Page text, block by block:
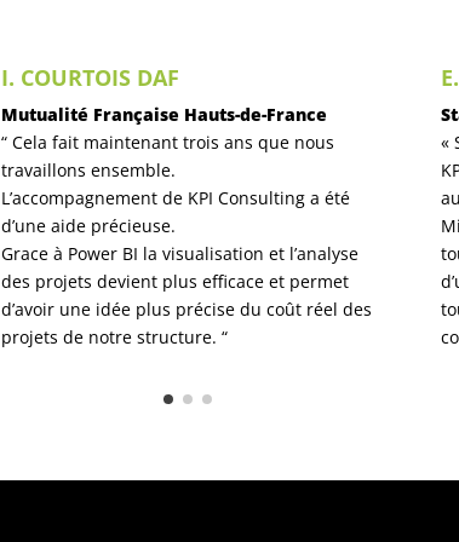
M. DEPUTY CFO
Mutualité Française Nouvelle Aquitaine
« Petite structure gérant différentes
ressources financières (subventions,
dotations, facturation…), il nous était devenu
indispensable de connaître le temps de
travail des collaborateurs passés sur chacun
de nos projets et surtout de mieux
comprendre la structuration de nos charges,
afin d’optimiser le tout.
objectifs ! Nous sommes devenus plus
«